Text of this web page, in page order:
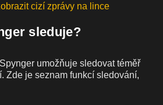
cizí zprávy na lince
sleduje?
umožňuje sledovat téměř
Zde je seznam funkcí sledování,